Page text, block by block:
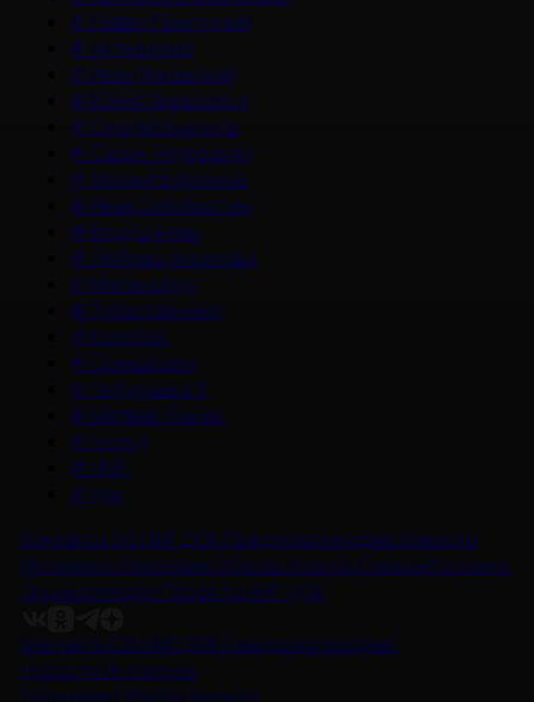
# Павел Прилучный
#Актер кино
# Иван Янковский
# Юлия Пересильд
# Сергей Бурунов
# Сарик Андреасян
# Михаил Ефремов
# Иван Охлобыстин
# Влад Ценев
#Любовь Аксенова
# Милана Бру
#Зубастая няня
# Колобок
# Смешарики
# Чебурашка 3
# Матвей Лыков
#Холод
# НМГ
# док
Контакты Об НМГ ДОКПредложите идею Новости
Интервью Рецензии ОбзорыАнонсы Снимается кино
Энциклопедия Проекты НМГ ДОК
Контакты Об НМГ ДОКПредложите идею
Новости Интервью
Рецензии Обзоры Анонсы